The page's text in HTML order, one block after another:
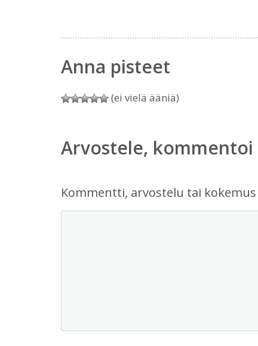
Anna pisteet
(ei vielä ääniä)
Arvostele,
Kommentti, arvostelu tai kokemus